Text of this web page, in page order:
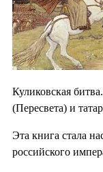
Куликовская
(Пересвета) и
Эта книга стала
российского